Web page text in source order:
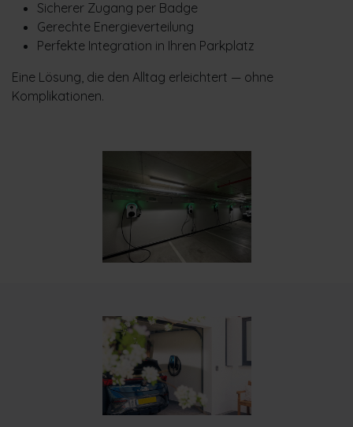
Sicherer Zugang per Badge
Gerechte Energieverteilung
Perfekte Integration in Ihren Parkplatz
Eine Lösung, die den Alltag erleichtert — ohne
Komplikationen.